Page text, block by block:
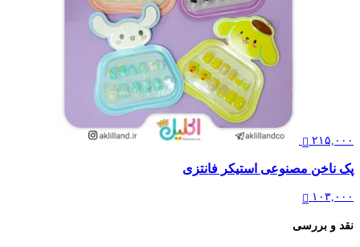
۲۱۵,۰۰۰
پک ناخن مصنوعی استیکر فانتزی
۱۰۳,۰۰۰
نقد و بررسی